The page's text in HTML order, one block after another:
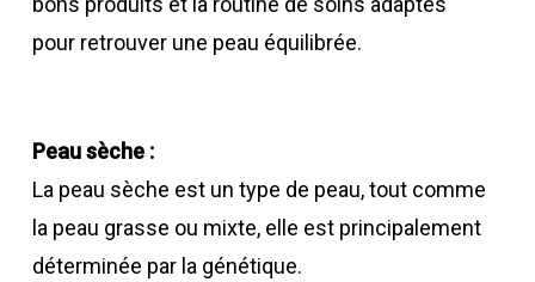
pour retrouver une peau équilibrée.
Peau sèche :
La peau sèche est un type de peau, tout comme
la peau grasse ou mixte, elle est principalement
déterminée par la génétique.